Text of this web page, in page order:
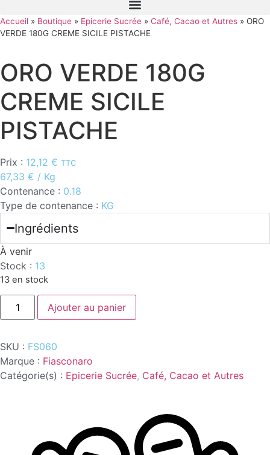
Accueil » Boutique » Epicerie Sucrée » Café, Cacao et Autres » ORO
VERDE 180G CREME SICILE PISTACHE
ORO VERDE 180G
CREME SICILE
PISTACHE
Prix : 12,12 € TTC
67,33 € / Kg
Contenance : 0.18
Type de contenance : KG
Ingrédients
À venir
Stock : 13
13 en stock
quantité
ORO
CREME
SICILE
PISTACHE
Ajouter au panier
SKU : FS060
Marque : Fiasconaro
Catégorie(s) : Epicerie Sucrée, Café, Cacao et Autres